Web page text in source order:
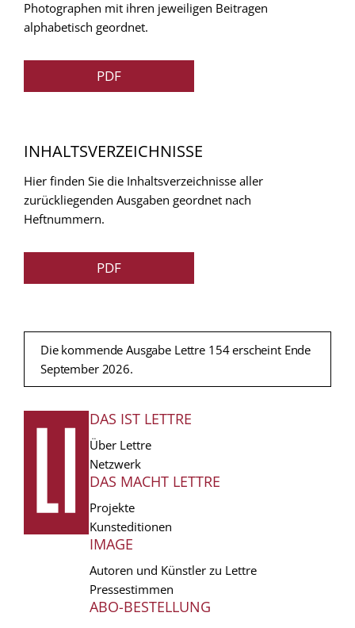
Photographen mit ihren jeweiligen Beitragen
alphabetisch geordnet.
PDF
INHALTSVERZEICHNISSE
Hier finden Sie die Inhaltsverzeichnisse aller
zurückliegenden Ausgaben geordnet nach
Heftnummern.
PDF
Die kommende Ausgabe Lettre 154 erscheint Ende
September 2026.
FUSSZEILE
DAS IST LETTRE
Über Lettre
Netzwerk
DAS MACHT LETTRE
Projekte
Kunsteditionen
IMAGE
Autoren und Künstler zu Lettre
Pressestimmen
ABO-BESTELLUNG